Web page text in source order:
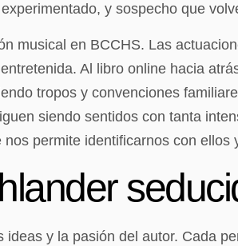
y sospecho que
musical en BCCHS. Las
Al libro online​ hacia
tropos y convenciones
siendo sentidos con tanta
permite identificarnos con ellos
y la pasión del autor. Cada